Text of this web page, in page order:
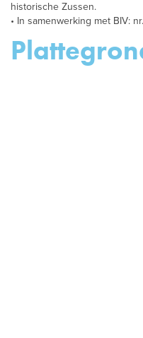
historische Zussen.
• In samenwerking met BIV: